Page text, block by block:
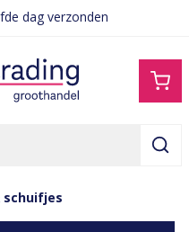
dag verzonden
schuifjes